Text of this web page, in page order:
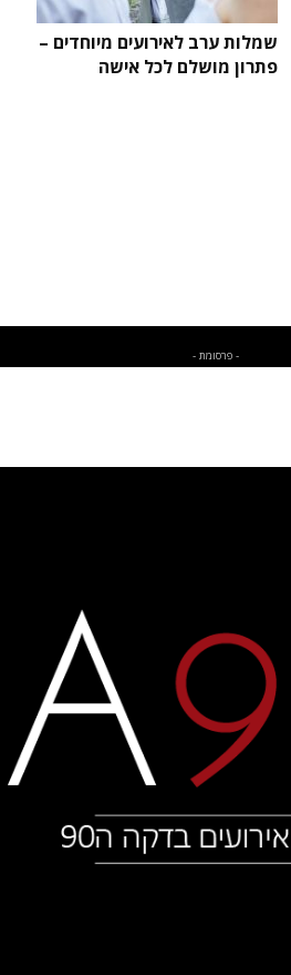
שמלות ערב לאירועים מיוחדים –
פתרון מושלם לכל אישה
- פרסומת -